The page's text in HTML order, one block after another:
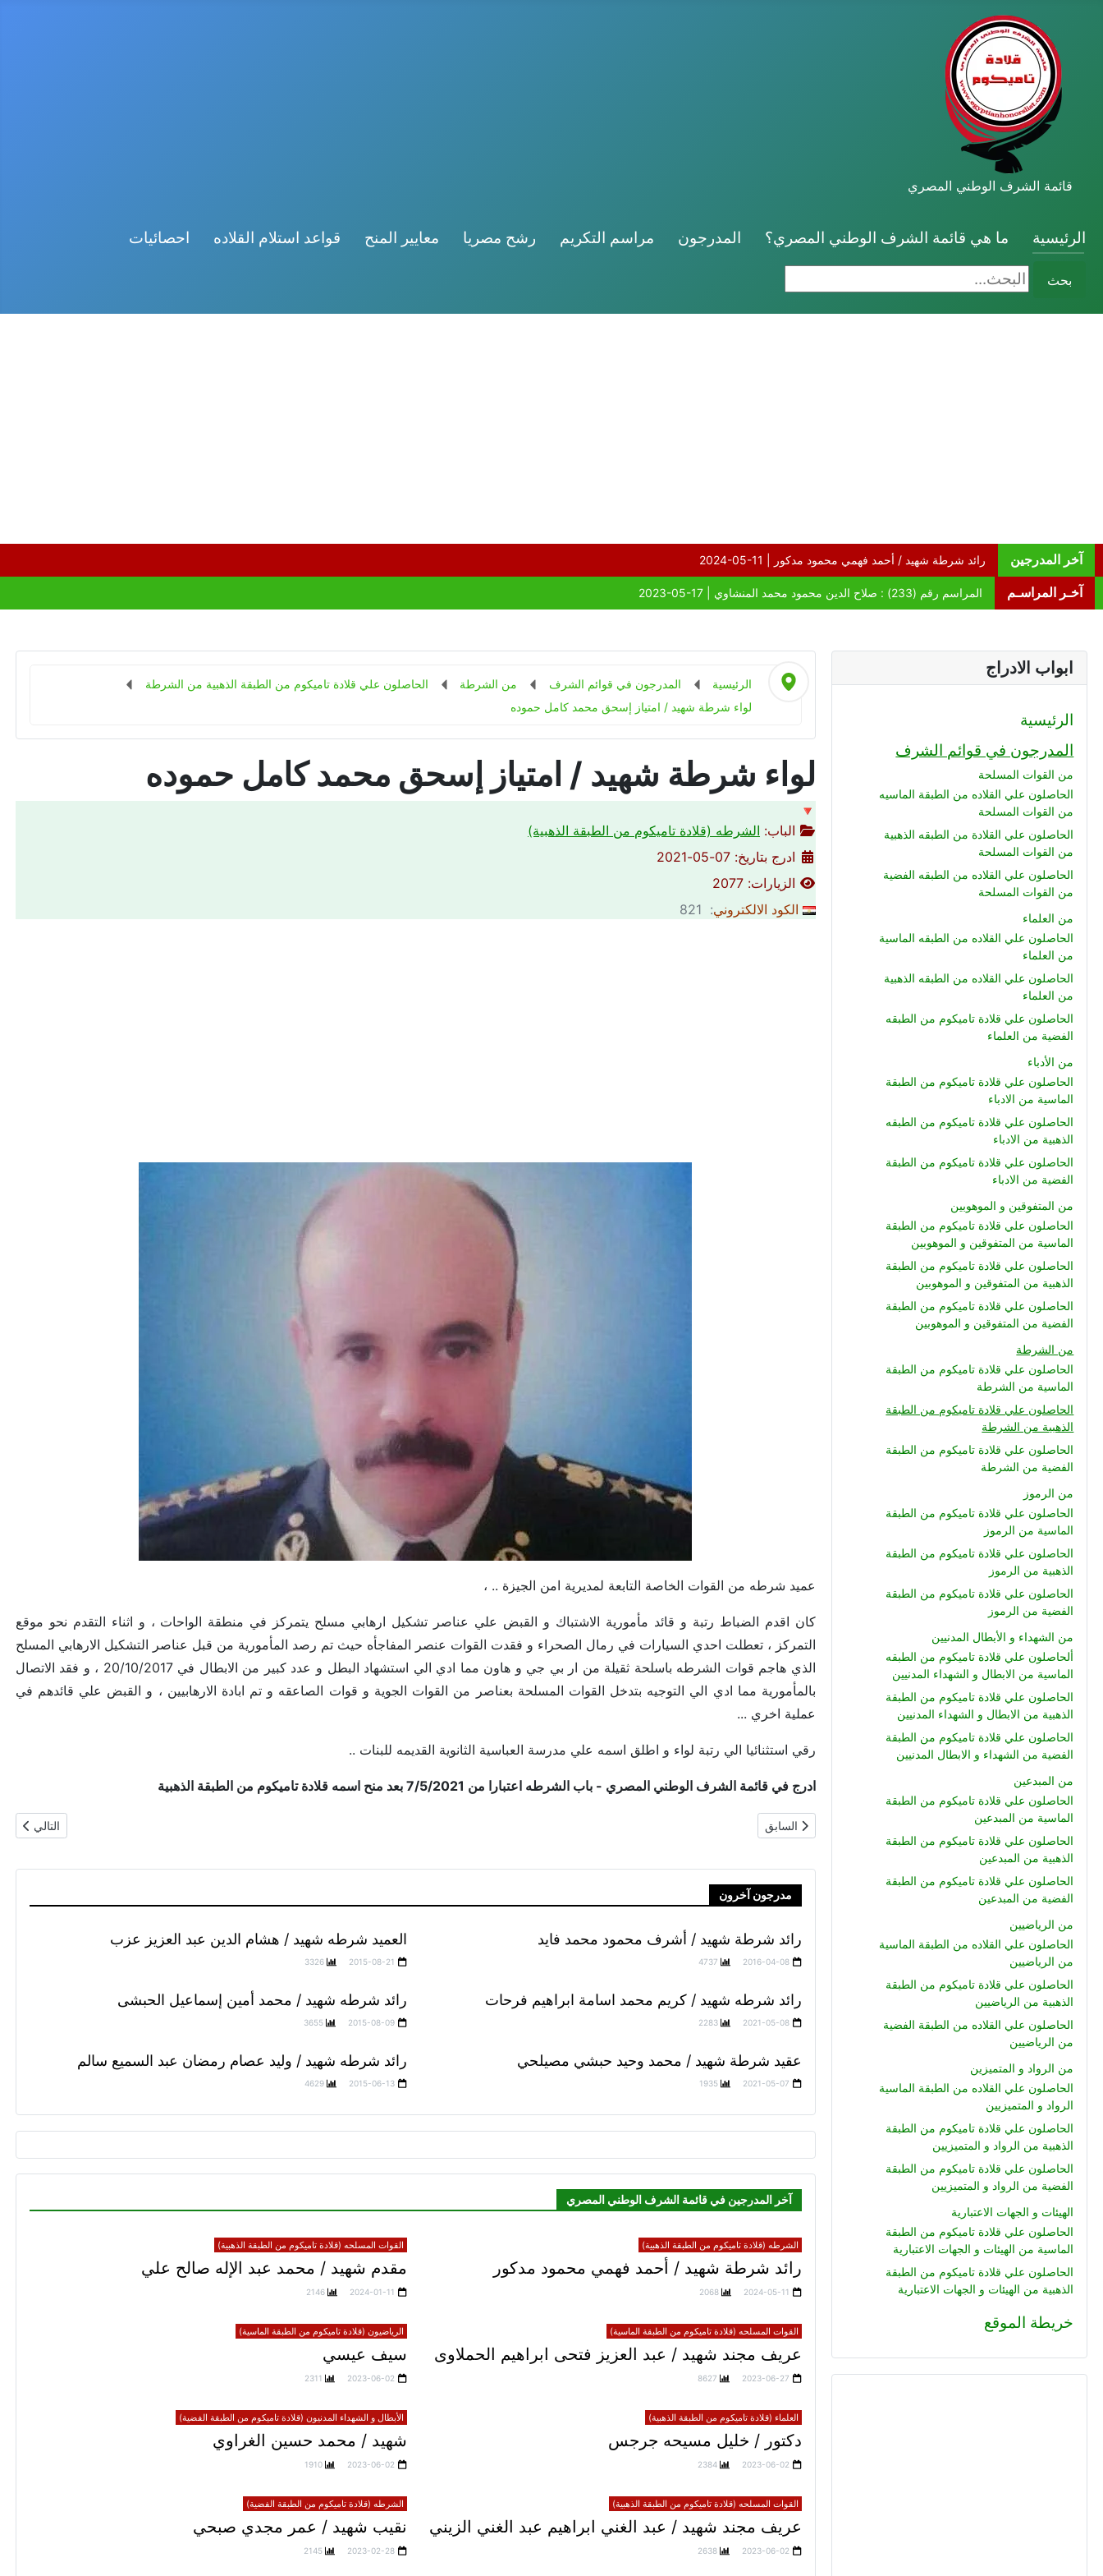
قائمة الشرف الوطني المصري
الرئيسية ما هي قائمة الشرف الوطني المصري؟ المدرجون مراسم التكريم رشح مصريا معايير المنح قواعد استلام القلاده احصائيات
بحث البحث...
آخر المدرجين
آخـر المراسـم
ابواب الادراج
الرئيسية
المدرجون في قوائم الشرف
من القوات المسلحة
الحاصلون علي القلاده من الطبقة الماسيه
من القوات المسلحة
الحاصلون علي القلادة من الطبقه الذهبية
من القوات المسلحة
الحاصلون علي القلاده من الطبقه الفضية
من القوات المسلحة
من العلماء
الحاصلون علي القلاده من الطبقه الماسية
من العلماء
الحاصلون علي القلاده من الطبقه الذهبية
من العلماء
الحاصلون علي قلادة تاميكوم من الطبقه
الفضية من العلماء
من الأدباء
الحاصلون علي قلادة تاميكوم من الطبقة
الماسية من الادباء
الحاصلون علي قلادة تاميكوم من الطبقه
الذهبية من الادباء
الحاصلون علي قلادة تاميكوم من الطبقة
الفضية من الادباء
من المتفوقين و الموهوبين
الحاصلون علي قلادة تاميكوم من الطبقة
الماسية من المتفوقين و الموهوبين
الحاصلون علي قلادة تاميكوم من الطبقة
الذهبية من المتفوقين و الموهوبين
الحاصلون علي قلادة تاميكوم من الطبقة
الفضية من المتفوقين و الموهوبين
من الشرطة
الحاصلون علي قلادة تاميكوم من الطبقة
الماسية من الشرطة
الحاصلون علي قلادة تاميكوم من الطبقة
الذهبية من الشرطة
الحاصلون علي قلادة تاميكوم من الطبقة
الفضية من الشرطة
من الرموز
الحاصلون علي قلادة تاميكوم من الطبقة
الماسية من الرموز
الحاصلون علي قلادة تاميكوم من الطبقة
الذهبية من الرموز
الحاصلون علي قلادة تاميكوم من الطبقة
الفضية من الرموز
من الشهداء و الأبطال المدنيين
ألحاصلون علي قلادة تاميكوم من الطبقه
الماسية من الابطال و الشهداء المدنيين
الحاصلون علي قلادة تاميكوم من الطبقة
الذهبية من الابطال و الشهداء المدنيين
الحاصلون علي قلادة تاميكوم من الطبقة
الفضية من الشهداء و الابطال المدنيين
من المبدعين
الحاصلون علي قلادة تاميكوم من الطبقة
الماسية من المبدعين
الحاصلون علي قلادة تاميكوم من الطبقة
الذهبية من المبدعين
الحاصلون علي قلادة تاميكوم من الطبقة
الفضية من المبدعين
من الرياضيين
الحاصلون علي القلاده من الطبقة الماسية
من الرياضيين
الحاصلون علي قلادة تاميكوم من الطبقة
الذهبية من الرياضيين
الحاصلون علي القلاده من الطبقة الفضية
من الرياضيين
من الرواد و المتميزين
الحاصلون علي القلاده من الطبقة الماسية
الرواد و المتميزيين
الحاصلون علي قلادة تاميكوم من الطبقة
الذهبية من الرواد و المتميزيين
الحاصلون علي قلادة تاميكوم من الطبقة
الفضية من الرواد و المتميزيين
الهيئات و الجهات الاعتبارية
الحاصلون علي قلادة تاميكوم من الطبقة
الماسية من الهيئات و الجهات الاعتبارية
الحاصلون علي قلادة تاميكوم من الطبقة
الذهبية من الهيئات و الجهات الاعتبارية
خريطة الموقع
الرئيسية المدرجون في قوائم الشرف من الشرطة
الحاصلون علي قلادة تاميكوم من الطبقة الذهبية من الشرطة
لواء شرطة شهيد / امتياز إسحق محمد كامل حموده
لواء شرطة شهيد / امتياز إسحق محمد كامل حموده
🔻
الباب: الشرطه (قلادة تاميكوم من الطبقة الذهبية)
ادرج بتاريخ: 07-05-2021
الزيارات: 2077
الكود الالكتروني: 821
عميد شرطه من القوات الخاصة التابعة لمديرية امن الجيزة .. ،
كان اقدم الضباط رتبة و قائد مأمورية الاشتباك و القبض علي عناصر تشكيل ارهابي مسلح يتمركز في منطقة الواحات ، و اثناء التقدم نحو موقع
التمركز ، تعطلت احدي السيارات في رمال الصحراء و فقدت القوات عنصر المفاجأه حيث تم رصد المأمورية من قبل عناصر التشكيل الارهابي المسلح
الذي هاجم قوات الشرطه باسلحة ثقيلة من ار بي جي و هاون مما ادي الي استشهاد البطل و عدد كبير من الابطال في 20/10/2017 ، و فقد الاتصال
بالمأمورية مما ادي الي التوجيه بتدخل القوات المسلحة بعناصر من القوات الجوية و قوات الصاعقه و تم ابادة الارهابيين ، و القبض علي قائدهم في
عملية اخري ...
رقي استثنائيا الي رتبة لواء و اطلق اسمه علي مدرسة العباسية الثانوية القديمه للبنات ..
ادرج في قائمة الشرف الوطني المصري - باب الشرطه اعتبارا من 7/5/2021 بعد منح اسمه قلادة تاميكوم من الطبقة الذهبية
المقال السابق: عقيد شرطة شهيد / احمد جاد الله جميل يوسف
السابق المقال
التالي
مدرجون آخرون
رائد شرطة شهيد / أشرف محمود محمد فايد
2016-04-08
4737
العميد شرطه شهيد / هشام الدين عبد العزيز عزب
2015-08-21
3326
رائد شرطه شهيد / كريم محمد اسامة ابراهيم فرحات
2021-05-08
2283
رائد شرطه شهيد / محمد أمين إسماعيل الحبشى
2015-08-09
3655
عقيد شرطة شهيد / محمد وحيد حبشي مصيلحي
2021-05-07
1935
رائد شرطه شهيد / وليد عصام رمضان عبد السميع سالم
2015-06-13
4629
آخر المدرجين في قائمة الشرف الوطني المصري
الشرطه (قلادة تاميكوم من الطبقة الذهبية)
رائد شرطة شهيد / أحمد فهمي محمود مدكور
2024-05-11
2068
القوات المسلحه (قلادة تاميكوم من الطبقة الذهبية)
مقدم شهيد / محمد عبد الإله صالح علي
2024-01-11
2146
القوات المسلحه (قلادة تاميكوم من الطبقة الماسية)
عريف مجند شهيد / عبد العزيز فتحى ابراهيم الحملاوى
2023-06-27
8627
الرياضيون (قلادة تاميكوم من الطبقة الماسية)
سيف عيسي
2023-06-02
2311
العلماء (قلادة تاميكوم من الطبقة الذهبية)
دكتور / خليل مسيحه جرجس
2023-06-02
2384
الأبطال و الشهداء المدنيون (قلادة تاميكوم من الطبقة الفضية)
شهيد / محمد حسين الغراوي
2023-06-02
1910
القوات المسلحه (قلادة تاميكوم من الطبقة الذهبية)
عريف مجند شهيد / عبد الغني ابراهيم عبد الغني الزيني
2023-06-02
2638
الشرطه (قلادة تاميكوم من الطبقة الفضية)
نقيب شهيد / عمر مجدي صبحي
2023-02-28
2145